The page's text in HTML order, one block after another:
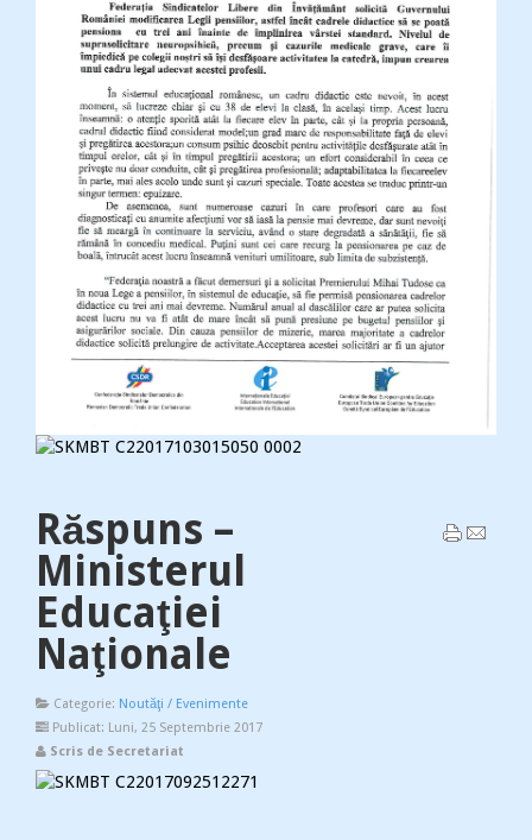
Răspuns –
Ministerul
Educaţiei
Naţionale
Categorie: Noutăţi / Evenimente
Publicat: Luni, 25 Septembrie 2017
Scris de Secretariat